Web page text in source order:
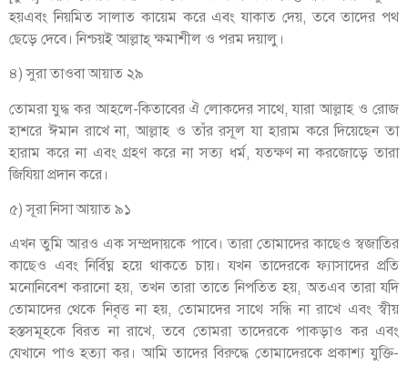
হয়এবং নিয়মিত সালাত কায়েম করে এবং যাকাত দেয়, তবে তাদের পথ
ছেড়ে দেবে। নিশ্চয়ই আল্লাহ্‌ ক্ষমাশীল ও পরম দয়ালু।
৪) সুরা তাওবা আয়াত ২৯
তোমরা যুদ্ধ কর আহলে-কিতাবের ঐ লোকদের সাথে, যারা আল্লাহ ও রোজ
হাশরে ঈমান রাখে না, আল্লাহ ও তাঁর রসূল যা হারাম করে দিয়েছেন তা
হারাম করে না এবং গ্রহণ করে না সত্য ধর্ম, যতক্ষণ না করজোড়ে তারা
জিযিয়া প্রদান করে।
৫) সূরা নিসা আয়াত ৯১
এখন তুমি আরও এক সম্প্রদায়কে পাবে। তারা তোমাদের কাছেও স্বজাতির
কাছেও এবং নির্বিঘ্ন হয়ে থাকতে চায়। যখন তাদেরকে ফ্যাসাদের প্রতি
মনোনিবেশ করানো হয়, তখন তারা তাতে নিপতিত হয়, অতএব তারা যদি
তোমাদের থেকে নিবৃত্ত না হয়, তোমাদের সাথে সন্ধি না রাখে এবং স্বীয়
হস্তসমূহকে বিরত না রাখে, তবে তোমরা তাদেরকে পাকড়াও কর এবং
যেখানে পাও হত্যা কর। আমি তাদের বিরুদ্ধে তোমাদেরকে প্রকাশ্য যুক্তি-